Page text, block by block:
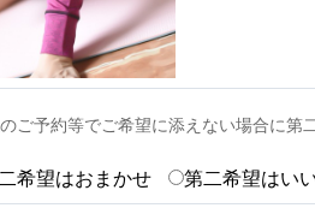
ご予約等でご希望に添えない場合に第
希望はおまかせ 第二希望はい